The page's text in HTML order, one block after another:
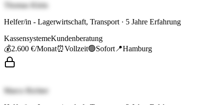
Thomas Klein
Helfer/in - Lagerwirtschaft, Transport · 5 Jahre Erfahrung
KassensystemeKundenberatung
💰2.600 €/Monat⏰Vollzeit🟢Sofort 📍Hamburg
Marco Richter